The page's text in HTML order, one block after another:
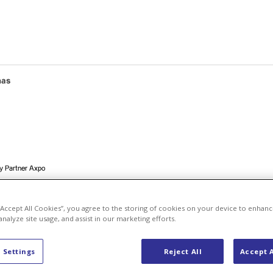
Partner Axpo
Axpo
All Cookies”, you agree to the storing of cookies on your device to
site usage, and assist in our marketing efforts.
Reject All Accept
Settings